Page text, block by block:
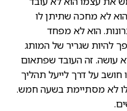
לא מחכה שתיתן לו
הוא לא מפחד
להיות שגריר של המותג
עושה. זה העובד שפתאום
על דרך לייעל תהליך
לא מסתיימת בשעה חמש.